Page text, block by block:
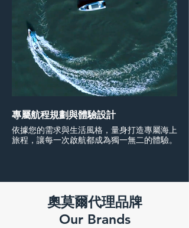
專屬航程規劃與體驗設計
依據您的需求與生活風格，量身打造專屬海上
旅程，讓每一次啟航都成為獨一無二的體驗。
​奧莫爾代理品牌
Our Brands